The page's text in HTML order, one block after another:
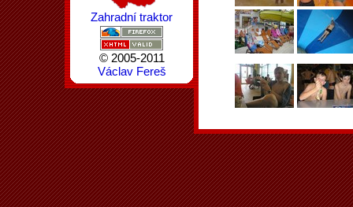
Zahradní traktor
© 2005-2011
Václav Fereš